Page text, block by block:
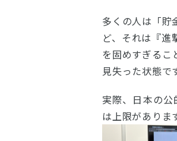
多くの人は「貯
ど、それは『進
を固めすぎるこ
見失った状態で
実際、日本の
は上限がありま